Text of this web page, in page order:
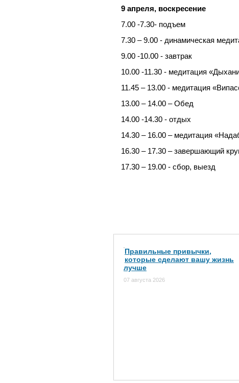
9 апреля, воскресение
7.00 -7.30- подъем
7.30 – 9.00 - динамическая
9.00 -10.00 - завтрак
10.00 -11.30 - медитация
11.45 – 13.00 - медитация
13.00 – 14.00 – Обед
14.00 -14.30 - отдых
14.30 – 16.00 – медитация
16.30 – 17.30 – завершающий
17.30 – 19.00 - сбор, выезд
Правильные привычки,
которые сделают вашу жизнь
лучше
07 августа 2026